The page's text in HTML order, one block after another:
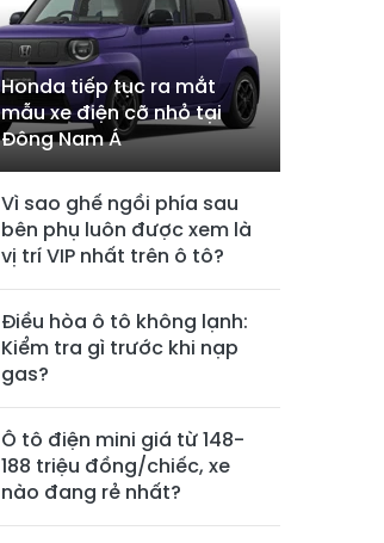
Honda tiếp tục ra mắt
mẫu xe điện cỡ nhỏ tại
Đông Nam Á
Vì sao ghế ngồi phía sau
bên phụ luôn được xem là
vị trí VIP nhất trên ô tô?
Điều hòa ô tô không lạnh:
Kiểm tra gì trước khi nạp
gas?
Ô tô điện mini giá từ 148-
188 triệu đồng/chiếc, xe
nào đang rẻ nhất?